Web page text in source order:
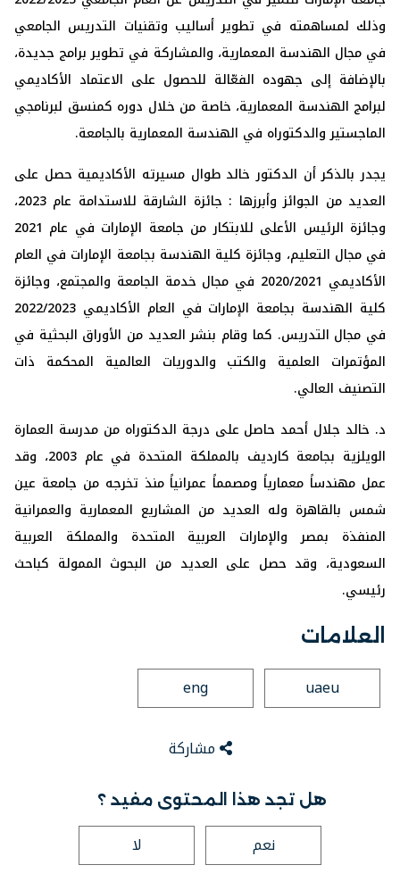
وذلك لمساهمته في تطوير أساليب وتقنيات التدريس الجامعي
في مجال الهندسة المعمارية، والمشاركة في تطوير برامج جديدة،
بالإضافة إلى جهوده الفعّالة للحصول على الاعتماد الأكاديمي
لبرامج الهندسة المعمارية، خاصة من خلال دوره كمنسق لبرنامجي
الماجستير والدكتوراه في الهندسة المعمارية بالجامعة.
يجدر بالذكر أن الدكتور خالد طوال مسيرته الأكاديمية حصل على
العديد من الجوائز وأبرزها : جائزة الشارقة للاستدامة عام 2023،
وجائزة الرئيس الأعلى للابتكار من جامعة الإمارات في عام 2021
في مجال التعليم، وجائزة كلية الهندسة بجامعة الإمارات في العام
الأكاديمي 2020/2021 في مجال خدمة الجامعة والمجتمع، وجائزة
كلية الهندسة بجامعة الإمارات في العام الأكاديمي 2022/2023
في مجال التدريس. كما وقام بنشر العديد من الأوراق البحثية في
المؤتمرات العلمية والكتب والدوريات العالمية المحكمة ذات
التصنيف العالي.
د. خالد جلال أحمد حاصل على درجة الدكتوراه من مدرسة العمارة
الويلزية بجامعة كارديف بالمملكة المتحدة في عام 2003، وقد
عمل مهندساً معمارياً ومصمماً عمرانياً منذ تخرجه من جامعة عين
شمس بالقاهرة وله العديد من المشاريع المعمارية والعمرانية
المنفذة بمصر والإمارات العربية المتحدة والمملكة العربية
السعودية، وقد حصل على العديد من البحوث الممولة كباحث
رئيسي.
العلامات
uaeu
eng
مشاركة
هل تجد هذا المحتوى مفيد ؟
نعم لا